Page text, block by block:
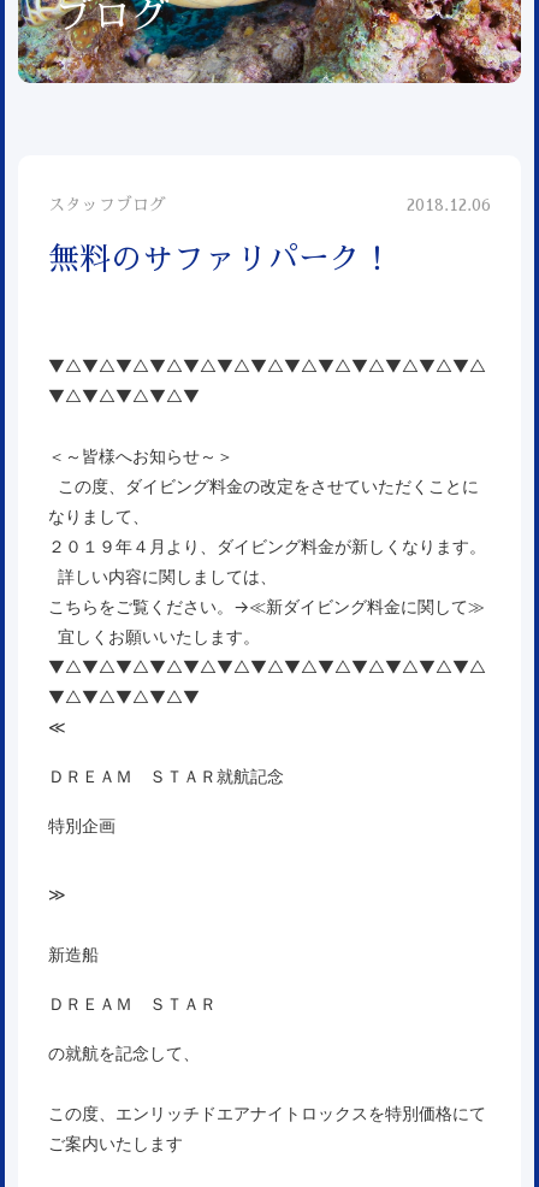
ブログ
スタッフブログ 2018.12.06
無料のサファリパーク！
▼△▼△▼△▼△▼△▼△▼△▼△▼△▼△▼△▼△▼△
▼△▼△▼△▼△▼
＜～皆様へお知らせ～＞
この度、ダイビング料金の改定をさせていただくことに
なりまして、
２０１９年４月より、ダイビング料金が新しくなります。
詳しい内容に関しましては、
こちらをご覧ください。→≪新ダイビング料金に関して≫
宜しくお願いいたします。
▼△▼△▼△▼△▼△▼△▼△▼△▼△▼△▼△▼△▼△
▼△▼△▼△▼△▼
≪
ＤＲＥＡＭ ＳＴＡＲ就航記念
特別企画
≫
新造船
ＤＲＥＡＭ ＳＴＡＲ
の就航を記念して、
この度、エンリッチドエアナイトロックスを特別価格にて
ご案内いたします